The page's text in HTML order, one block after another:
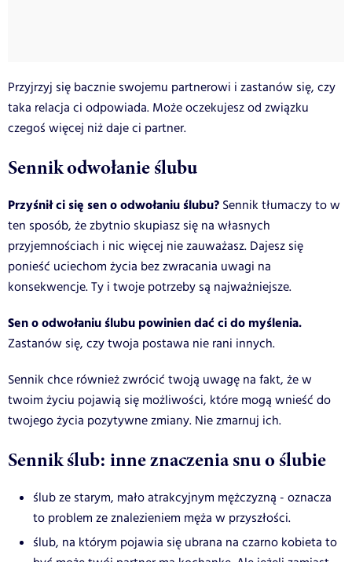
Przyjrzyj się bacznie swojemu partnerowi i zastanów się, czy
taka relacja ci odpowiada. Może oczekujesz od związku
czegoś więcej niż daje ci partner.
Sennik odwołanie ślubu
Przyśnił ci się sen o odwołaniu ślubu? Sennik tłumaczy to w
ten sposób, że zbytnio skupiasz się na własnych
przyjemnościach i nic więcej nie zauważasz. Dajesz się
ponieść uciechom życia bez zwracania uwagi na
konsekwencje. Ty i twoje potrzeby są najważniejsze.
Sen o odwołaniu ślubu powinien dać ci do myślenia.
Zastanów się, czy twoja postawa nie rani innych.
Sennik chce również zwrócić twoją uwagę na fakt, że w
twoim życiu pojawią się możliwości, które mogą wnieść do
twojego życia pozytywne zmiany. Nie zmarnuj ich.
Sennik ślub: inne znaczenia snu o ślubie
ślub ze starym, mało atrakcyjnym mężczyzną - oznacza
to problem ze znalezieniem męża w przyszłości.
ślub, na którym pojawia się ubrana na czarno kobieta to